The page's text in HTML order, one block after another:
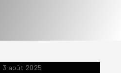
3 août 2025